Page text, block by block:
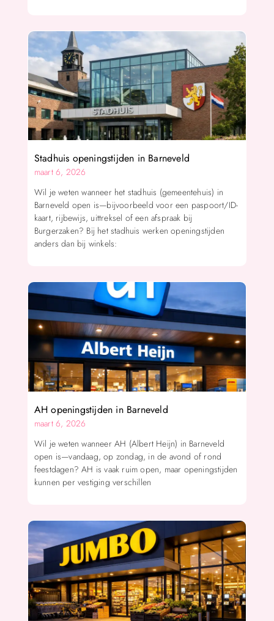
Stadhuis openingstijden in Barneveld
maart 6, 2026
Wil je weten wanneer het stadhuis (gemeentehuis) in
Barneveld open is—bijvoorbeeld voor een paspoort/ID-
kaart, rijbewijs, uittreksel of een afspraak bij
Burgerzaken? Bij het stadhuis werken openingstijden
anders dan bij winkels:
AH openingstijden in Barneveld
maart 6, 2026
Wil je weten wanneer AH (Albert Heijn) in Barneveld
open is—vandaag, op zondag, in de avond of rond
feestdagen? AH is vaak ruim open, maar openingstijden
kunnen per vestiging verschillen